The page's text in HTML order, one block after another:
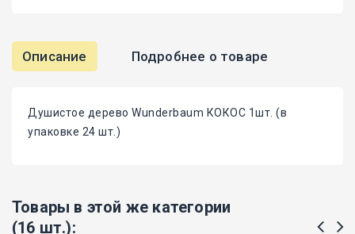
Описание Подробнее о товаре
Душистое дерево Wunderbaum КОКОС 1шт. (в
упаковке 24 шт.)
Товары в этой же категории
(16 шт.):